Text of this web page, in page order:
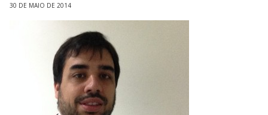
30 DE MAIO DE 2014